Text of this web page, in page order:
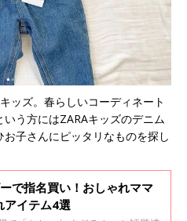
キッズ。春らしいコーディネート
う方にはZARAキッズのデニム
子さんにピッタリなものを探し
で指名買い！おしゃれママ
アイテム4選